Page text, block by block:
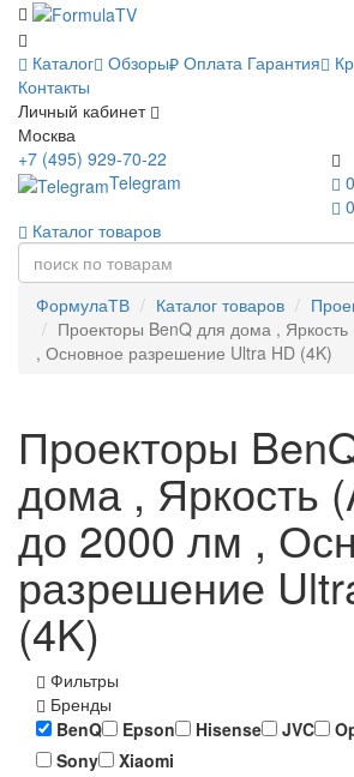
Каталог Обзоры Оплата Гарантия
Контакты
Личный кабинет
Москва
0
0
+7 (495) 929-70-22
Telegram
Каталог товаров
ФормулаТВ Каталог товаров
Проекторы BenQ для дома ,
, Основное разрешение Ultra HD (4K)
Проекторы
дома , Яркость
до 2000 лм ,
разрешение
(4K)
Фильтры
Бренды
BenQ
Epson Hisense JVC
Sony
Xiaomi